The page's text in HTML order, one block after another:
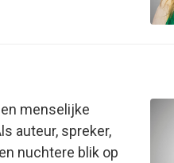
menselijke
auteur, spreker,
nuchtere blik op